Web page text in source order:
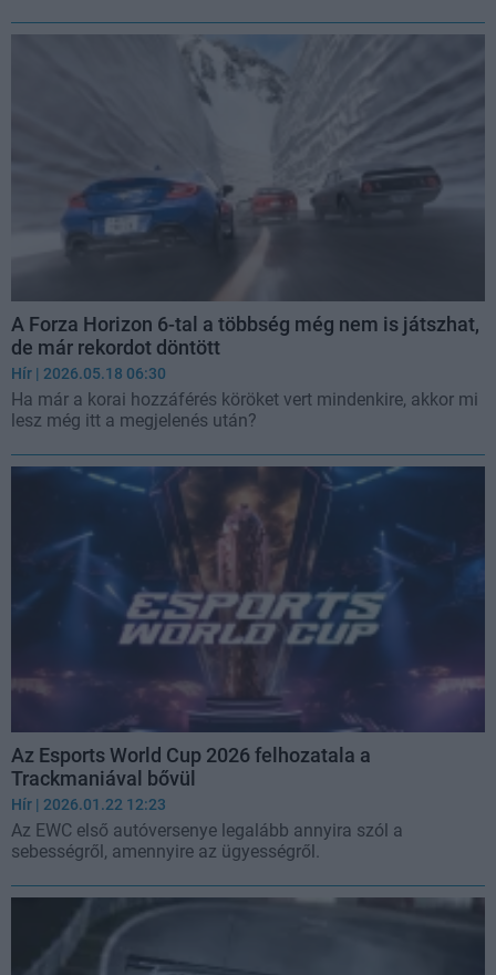
A Forza Horizon 6-tal a többség még nem is játszhat,
de már rekordot döntött
Hír | 2026.05.18 06:30
Ha már a korai hozzáférés köröket vert mindenkire, akkor mi
lesz még itt a megjelenés után?
Az Esports World Cup 2026 felhozatala a
Trackmaniával bővül
Hír | 2026.01.22 12:23
Az EWC első autóversenye legalább annyira szól a
sebességről, amennyire az ügyességről.